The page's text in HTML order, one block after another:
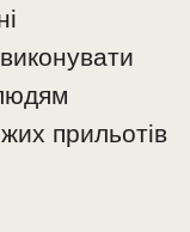
прильотів